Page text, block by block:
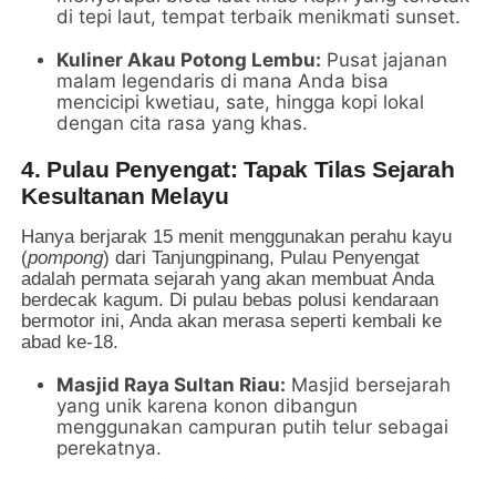
di tepi laut, tempat terbaik menikmati sunset.
Kuliner Akau Potong Lembu: Pusat jajanan
malam legendaris di mana Anda bisa
mencicipi kwetiau, sate, hingga kopi lokal
dengan cita rasa yang khas.
4. Pulau Penyengat: Tapak Tilas Sejarah
Kesultanan Melayu
Hanya berjarak 15 menit menggunakan perahu kayu
(pompong) dari Tanjungpinang, Pulau Penyengat
adalah permata sejarah yang akan membuat Anda
berdecak kagum. Di pulau bebas polusi kendaraan
bermotor ini, Anda akan merasa seperti kembali ke
abad ke-18.
Masjid Raya Sultan Riau: Masjid bersejarah
yang unik karena konon dibangun
menggunakan campuran putih telur sebagai
perekatnya.